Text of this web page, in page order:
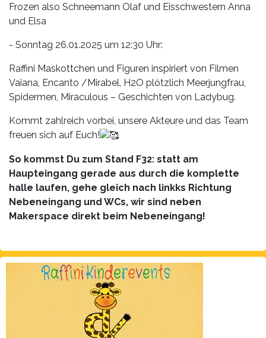
Frozen also Schneemann Olaf und Eisschwestern Anna
und Elsa
- Sonntag 26.01.2025 um 12:30 Uhr:
Raffini Maskottchen und Figuren inspiriert von Filmen
Vaiana, Encanto /Mirabel, H2O plötzlich Meerjungfrau,
Spidermen, Miraculous – Geschichten von Ladybug.
Kommt zahlreich vorbei, unsere Akteure und das Team
freuen sich auf Euch!
So kommst Du zum Stand F32: statt am
Haupteingang gerade aus durch die komplette
halle laufen, gehe gleich nach linkks Richtung
Nebeneingang und WCs, wir sind neben
Makerspace direkt beim Nebeneingang!